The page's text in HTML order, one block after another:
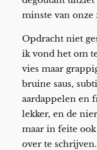
minste van onze
Opdracht niet
ik vond het om
vies maar
bruine saus,
aardappelen en
lekker, en de
maar in feite
over te schrijven.